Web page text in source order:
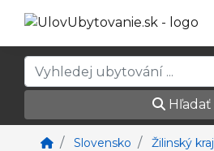
Hľadať
Slovensko Žilinský kraj